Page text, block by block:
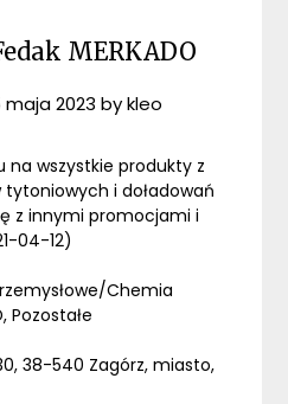
MERKADO
maja 2023 bykleo
na wszystkie produkty z
i doładowań
z innymi promocjami i
04-12)
Chemia
Pozostałe
38-540 Zagórz, miasto,